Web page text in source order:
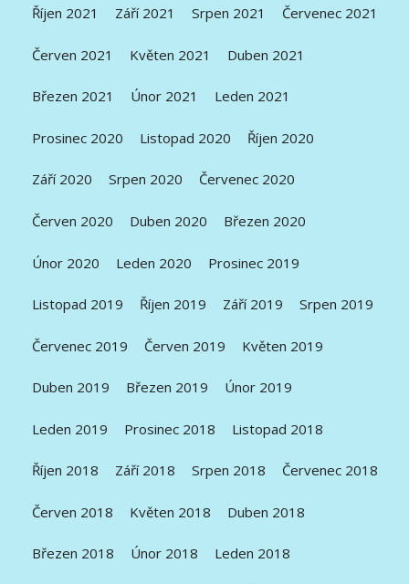
Říjen 2021 Září 2021 Srpen 2021 Červenec 2021
Červen 2021 Květen 2021 Duben 2021
Březen 2021 Únor 2021 Leden 2021
Prosinec 2020 Listopad 2020 Říjen 2020
Září 2020 Srpen 2020 Červenec 2020
Červen 2020 Duben 2020 Březen 2020
Únor 2020 Leden 2020 Prosinec 2019
Listopad 2019 Říjen 2019 Září 2019 Srpen 2019
Červenec 2019 Červen 2019 Květen 2019
Duben 2019 Březen 2019 Únor 2019
Leden 2019 Prosinec 2018 Listopad 2018
Říjen 2018 Září 2018 Srpen 2018 Červenec 2018
Červen 2018 Květen 2018 Duben 2018
Březen 2018 Únor 2018 Leden 2018